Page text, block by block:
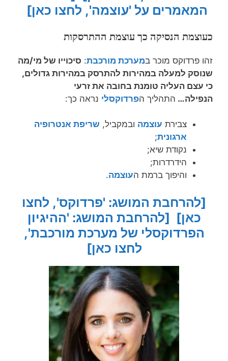
המאמרים על 'עוצמה', לחצו כאן]
כעוצמת הנסיקה כך עוצמת ההתרסקות
זהו פרדוקס מוכר במערכת מורכבת: סיכוייו של מי/מה
שנוסק למעלה במהירות להתרסק במהירות גדולים,
כי עצם העליה טומנת בחובה את זרעי
הנפילה… התהליך הפרדוקסלי נראה כך:
צבירת עוצמה ובמקביל, שריפת אנטרופיה
ארגונית;
נקודת שיא;
הידרדרות;
והיפוך ברמת העוצמה.
[להרחבת המושג: 'פרדוקס', לחצו
כאן] [להרחבת המושג: 'ההיגיון
הפרדוקסלי של מערכת מורכבת',
לחצו כאן]